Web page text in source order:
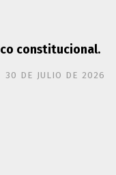
constitucional.
30 DE JULIO DE 2026